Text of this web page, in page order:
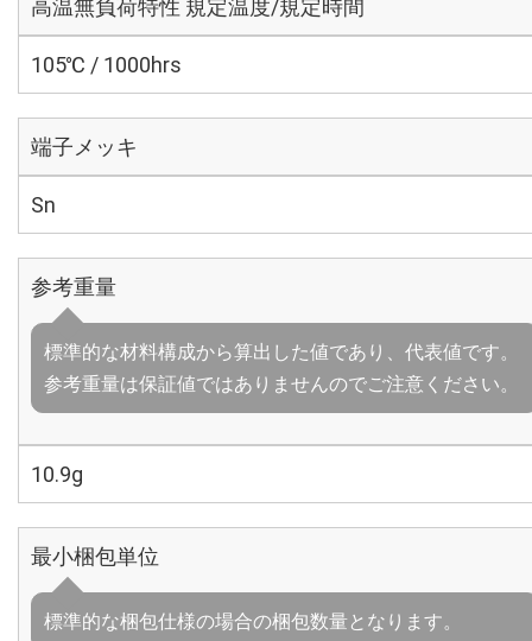
高温無負荷特性 規定温度/規定時間
105℃ / 1000hrs
端子メッキ
Sn
参考重量
標準的な材料構成から算出した値であり、代表値です。
参考重量は保証値ではありませんのでご注意ください。
10.9g
最小梱包単位
標準的な梱包仕様の場合の梱包数量となります。